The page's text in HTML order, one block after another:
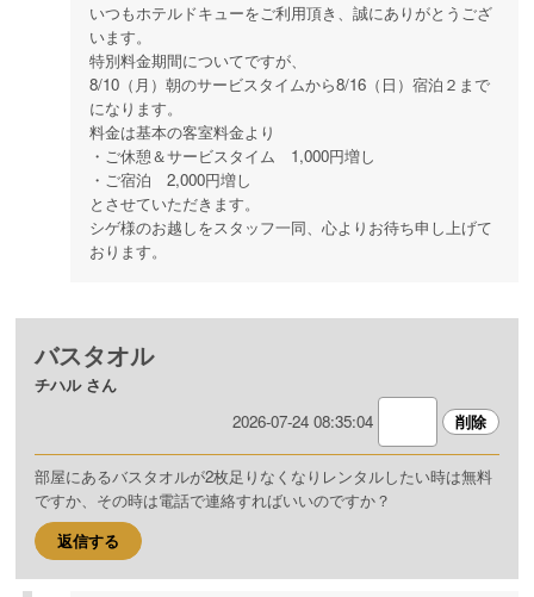
いつもホテルドキューをご利用頂き、誠にありがとうござ
います。
特別料金期間についてですが、
8/10（月）朝のサービスタイムから8/16（日）宿泊２まで
になります。
料金は基本の客室料金より
・ご休憩＆サービスタイム 1,000円増し
・ご宿泊 2,000円増し
とさせていただきます。
シゲ様のお越しをスタッフ一同、心よりお待ち申し上げて
おります。
バスタオル
チハル さん
2026-07-24 08:35:04
部屋にあるバスタオルが2枚足りなくなりレンタルしたい時は無料
ですか、その時は電話で連絡すればいいのですか？
返信する